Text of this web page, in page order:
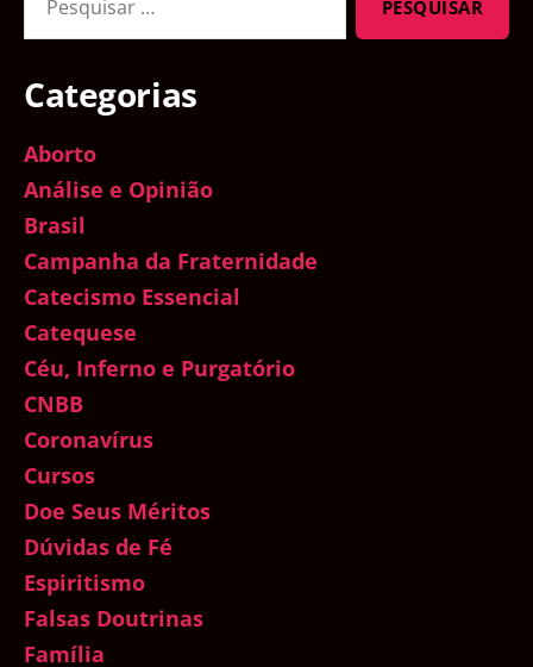
por:
Categorias
Aborto
Análise e Opinião
Brasil
Campanha da Fraternidade
Catecismo Essencial
Catequese
Céu, Inferno e Purgatório
CNBB
Coronavírus
Cursos
Doe Seus Méritos
Dúvidas de Fé
Espiritismo
Falsas Doutrinas
Família